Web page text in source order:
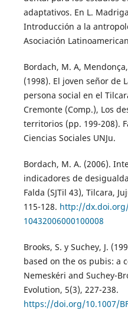
adaptativos. En L.
Introducción a la
Asociación
Bordach, M. A,
(1998). El joven señor de
persona social en el
Cremonte (Comp.), Los
territorios (pp. 199-208).
Ciencias Sociales UNJu.
Bordach, M. A. (2006).
indicadores de
Falda (SJTil 43), Tilcara,
115-128. http://
10432006000100008
Brooks, S. y Suchey, J.
based on the os pubis: a
Nemeskéri and Suchey-
Evolution, 5(3), 227-238.
https://doi.org/10.1007/